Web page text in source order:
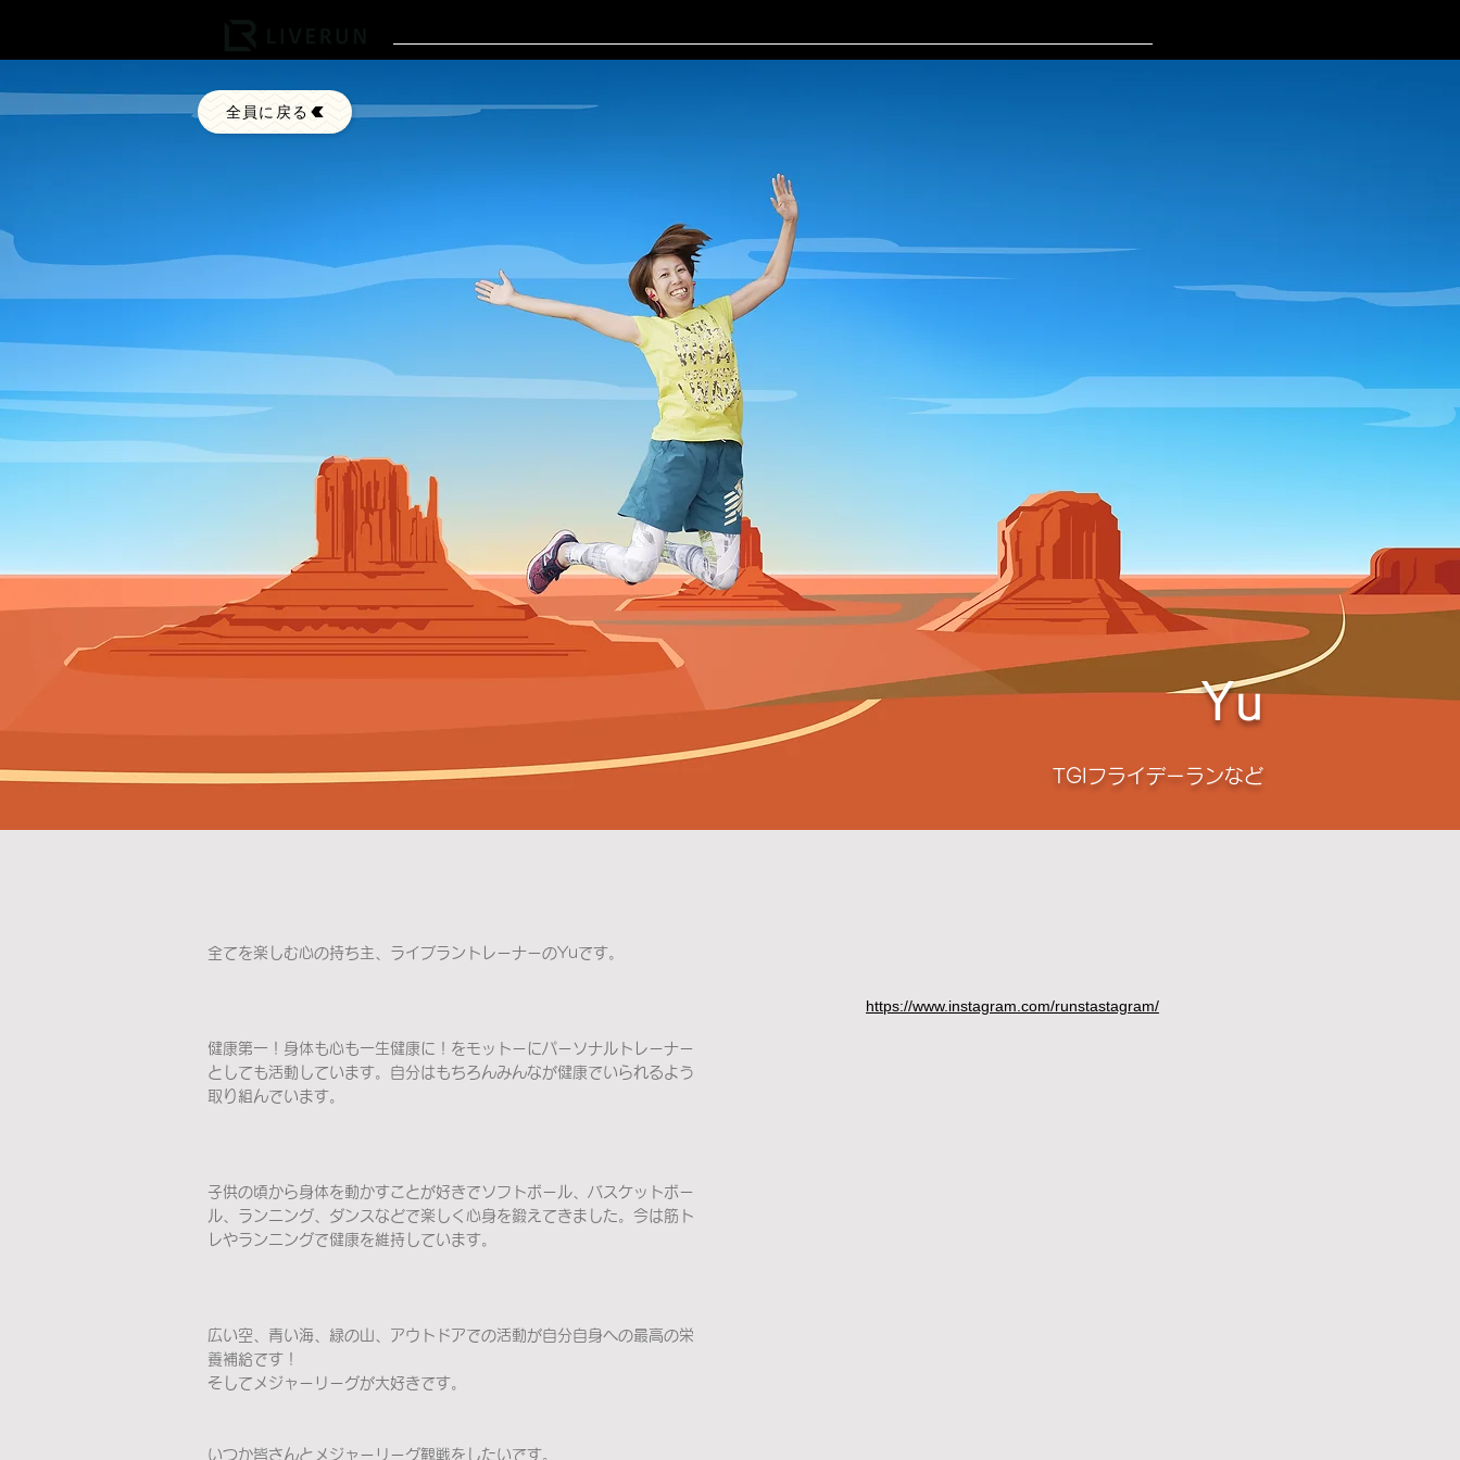
全員に戻る
Yu
TGIフライデーランなど
全てを楽しむ心の持ち主、ライブラントレーナーのYuです。
健康第一！身体も心も一生健康に！をモットーにパーソナルトレーナー
としても活動しています。自分はもちろんみんなが健康でいられるよう
取り組んでいます。
子供の頃から身体を動かすことが好きでソフトボール、バスケットボー
ル、ランニング、ダンスなどで楽しく心身を鍛えてきました。今は筋ト
レやランニングで健康を維持しています。
広い空、青い海、緑の山、アウトドアでの活動が自分自身への最高の栄
養補給です！
そしてメジャーリーグが大好きです。
いつか皆さんとメジャーリーグ観戦をしたいです。
https://www.instagram.com/runstastagram/